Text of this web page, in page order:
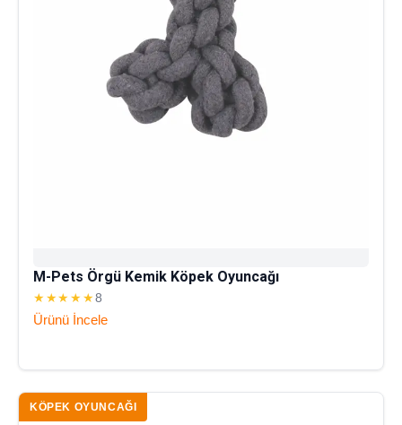
M-Pets Örgü Kemik Köpek Oyuncağı
★★★★★8
Ürünü İncele
KÖPEK OYUNCAĞI